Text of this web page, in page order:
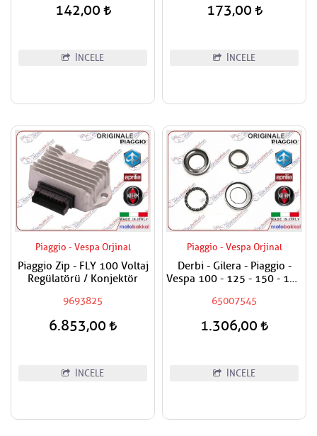
142,00
İNCELE
173,00
İNCELE
Piaggio - Vespa Orjinal
Piaggio Zip - FLY 100 Voltaj
Regülatörü / Konjektör
9693825
6.853,00
İNCELE
Piaggio - Vespa Orjinal
Derbi - Gilera - Piaggio -
Vespa 100 - 125 - 150 - 180
Maşa Rulman Set Alt - Furş
Rulman Set Alt
65007545
1.306,00
İNCELE